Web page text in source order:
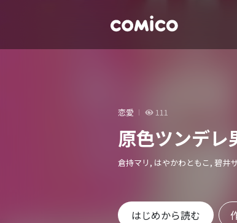
恋愛 111
原色ツンデ
倉持マリ, はやかわともこ, 碧井
はじめから読む